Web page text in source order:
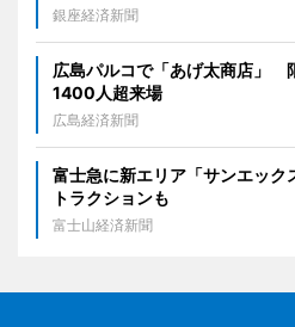
銀座経済新聞
広島パルコで「あげ太商店」
1400人超来場
広島経済新聞
富士急に新エリア「サンエッ
トラクションも
富士山経済新聞